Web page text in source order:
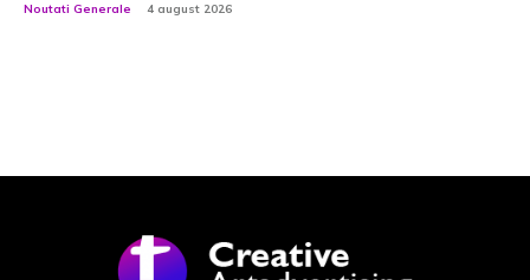
Noutati Generale 4 august 2026